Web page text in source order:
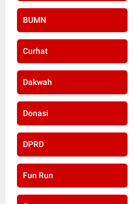
BUMN
Curhat
Dakwah
Donasi
DPRD
Fun Run